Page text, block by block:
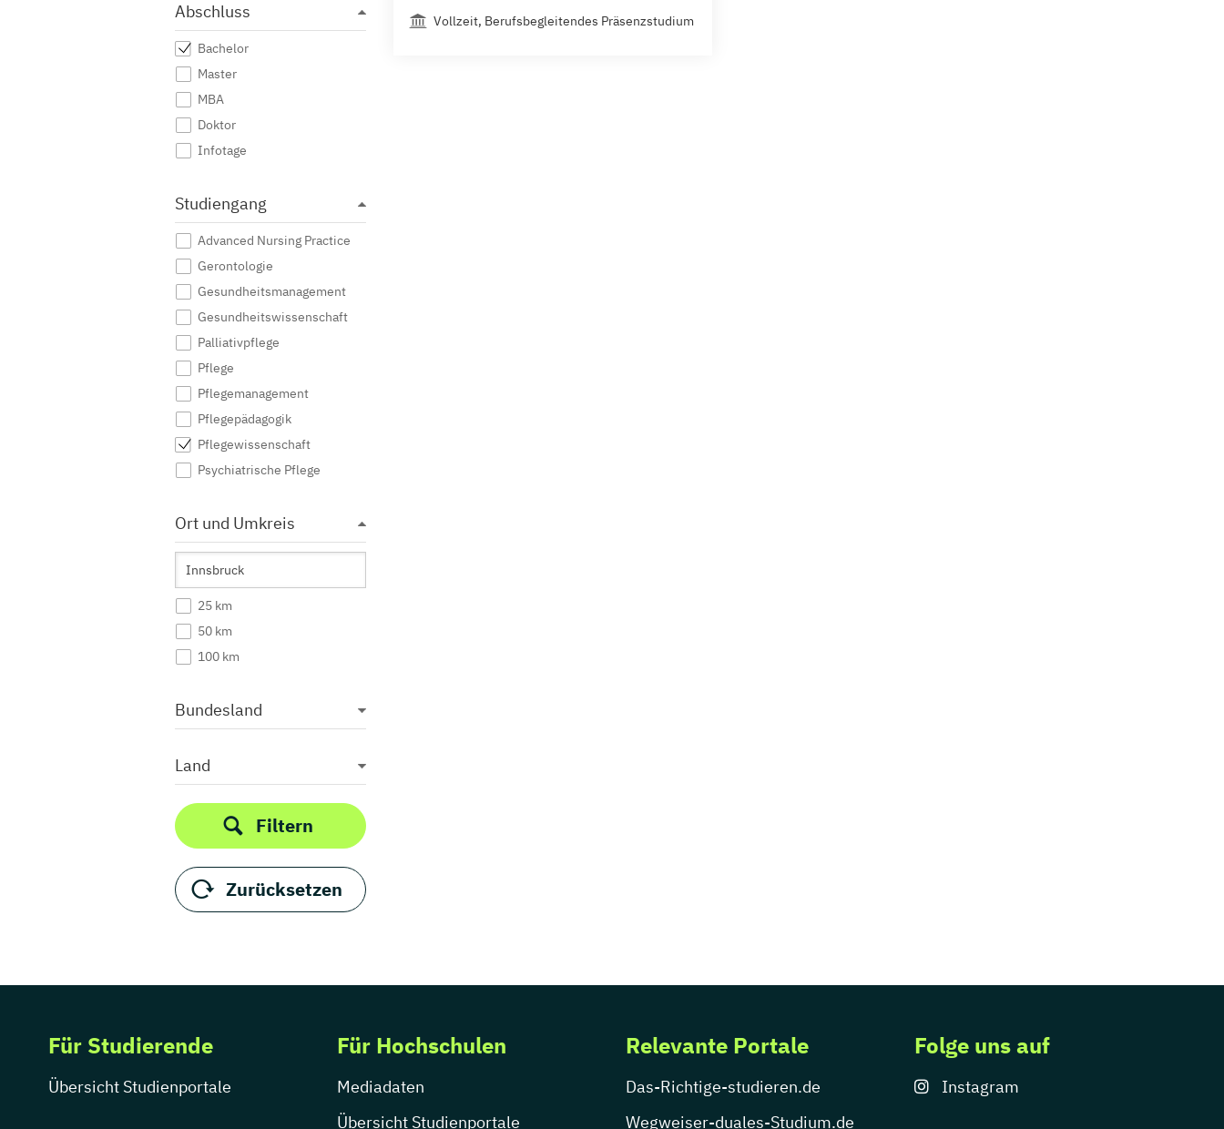
Abschluss
Bachelor
Master
MBA
Doktor
Infotage
Studiengang
Advanced Nursing Practice
Gerontologie
Gesundheitsmanagement
Gesundheitswissenschaft
Palliativpflege
Pflege
Pflegemanagement
Pflegepädagogik
Pflegewissenschaft
Psychiatrische Pflege
Ort und Umkreis
25 km
50 km
100 km
Bundesland
Land
Filtern
Zurücksetzen
Vollzeit, Berufsbegleitendes Präsenzstudium
Für Studierende
Übersicht Studienportale
Für Hochschulen
Mediadaten
Übersicht Studienportale
Relevante Portale
Das-Richtige-studieren.de
Wegweiser-duales-Studium.de
Folge uns auf
Instagram